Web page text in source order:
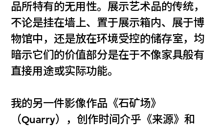
品所特有的无用性。展示艺术品的传统，
不论是挂在墙上、置于展示箱内、展于博
物馆中，还是放在环境受控的储存室，均
暗示它们的价值部分是在于不像家具般有
直接用途或实际功能。
我的另一件影像作品《石矿场》
（Quarry），创作时间介乎《来源》和